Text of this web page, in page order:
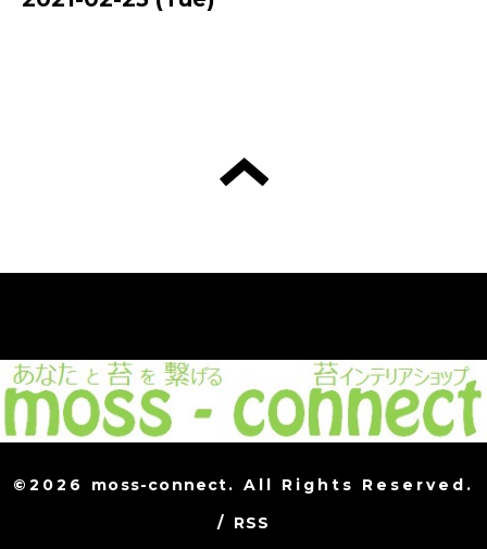
©2026 moss-connect. All Rights Reserved.
/ RSS